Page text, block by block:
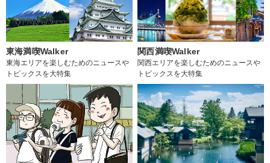
東海満喫Walker
東海エリアを楽しむためのニュースや
トピックスを大特集
関西満喫Walker
関西エリアを楽しむためのニュースや
トピックスを大特集